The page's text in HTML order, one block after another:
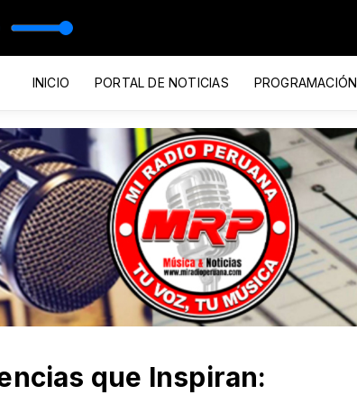
INICIO PORTAL DE NOTICIAS PROGRAMACIÓN
que Inspiran: